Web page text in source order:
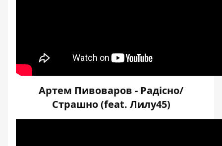
Артем Пивоваров - Радісно/
Страшно (feat. Лилу45)